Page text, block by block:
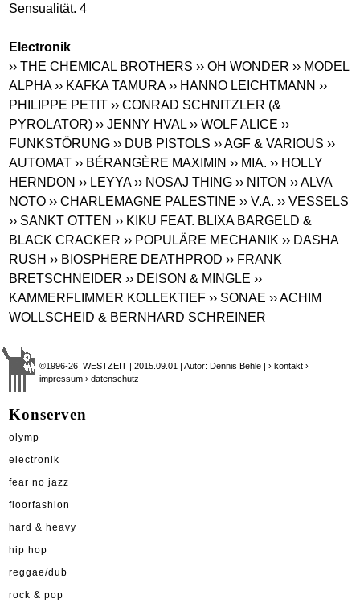
Sensualität. 4
Electronik
›› THE CHEMICAL BROTHERS ›› OH WONDER ›› MODEL
ALPHA ›› KAFKA TAMURA ›› HANNO LEICHTMANN ››
PHILIPPE PETIT ›› CONRAD SCHNITZLER (&
PYROLATOR) ›› JENNY HVAL ›› WOLF ALICE ››
FUNKSTÖRUNG ›› DUB PISTOLS ›› AGF & VARIOUS ››
AUTOMAT ›› BÉRANGÈRE MAXIMIN ›› MIA. ›› HOLLY
HERNDON ›› LEYYA ›› NOSAJ THING ›› NITON ›› ALVA
NOTO ›› CHARLEMAGNE PALESTINE ›› V.A. ›› VESSELS
›› SANKT OTTEN ›› KIKU FEAT. BLIXA BARGELD &
BLACK CRACKER ›› POPULÄRE MECHANIK ›› DASHA
RUSH ›› BIOSPHERE DEATHPROD ›› FRANK
BRETSCHNEIDER ›› DEISON & MINGLE ››
KAMMERFLIMMER KOLLEKTIEF ›› SONAE ›› ACHIM
WOLLSCHEID & BERNHARD SCHREINER
©1996-26 WESTZEIT | 2015.09.01 | Autor: Dennis Behle |› kontakt ›
impressum › datenschutz
Konserven
olymp
electronik
fear no jazz
floorfashion
hard & heavy
hip hop
reggae/dub
rock & pop